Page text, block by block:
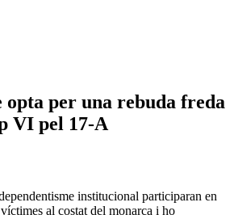
opta per una rebuda freda
VI pel 17-A
institucional participaran en
al costat del monarca i ho